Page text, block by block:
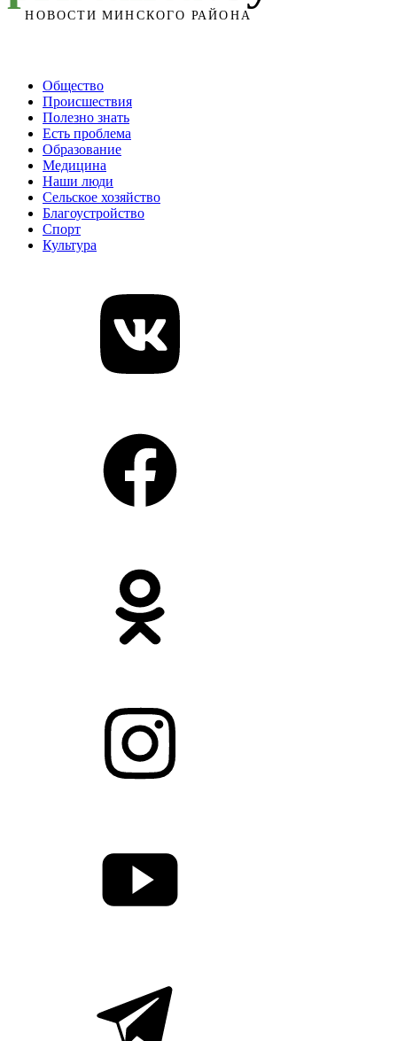
Общество
Происшествия
Полезно знать
Есть проблема
Образование
Медицина
Наши люди
Сельское хозяйство
Благоустройство
Спорт
Культура